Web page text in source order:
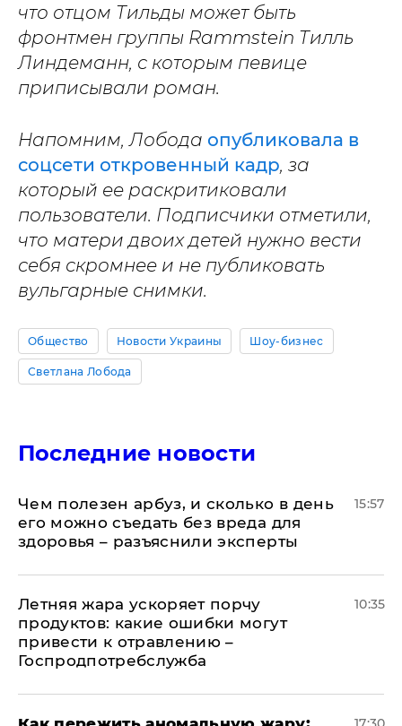
что отцом Тильды может быть
фронтмен группы Rammstein Тилль
Линдеманн, с которым певице
приписывали роман.
Напомним, Лобода опубликовала в
соцсети откровенный кадр, за
который ее раскритиковали
пользователи. Подписчики отметили,
что матери двоих детей нужно вести
себя скромнее и не публиковать
вульгарные снимки.
Общество Новости Украины Шоу-бизнес
Светлана Лобода
Последние новости
Чем полезен арбуз, и сколько в день
его можно съедать без вреда для
здоровья – разъяснили эксперты
15:57
Летняя жара ускоряет порчу
продуктов: какие ошибки могут
привести к отравлению –
Госпродпотребслужба
10:35